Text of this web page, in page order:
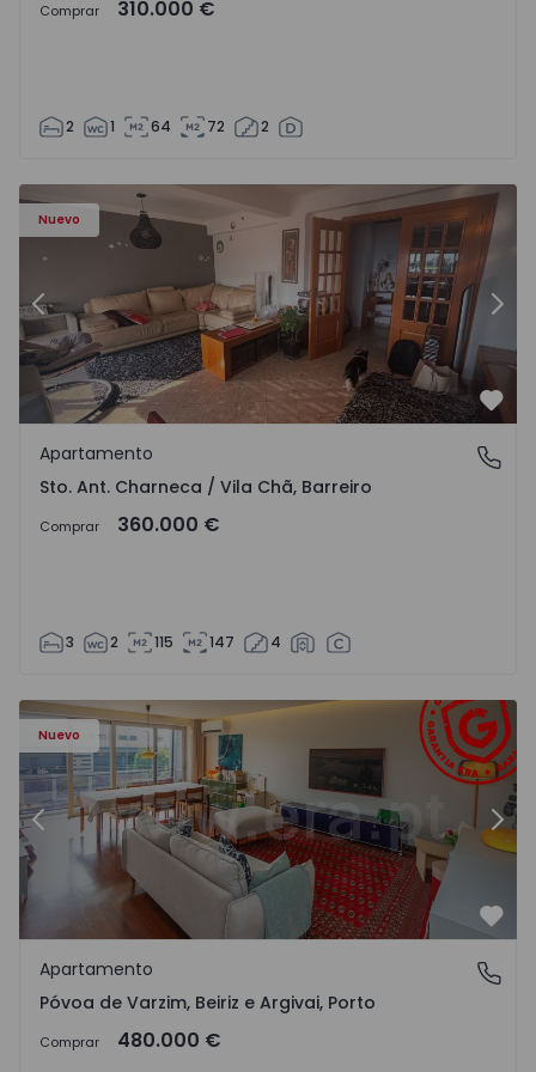
Comprar 310.000 €
2 1 64 72 2
Nuevo
- 11
Apartamento T3 Barreiro, Santo António da Charneca -
Anterior
Sto. Ant. Charneca / Vila Chã, Barreiro
Apartamento
Sto. Ant. Charneca / Vila Chã, Barreiro
Comprar 360.000 €
3 2 115 147 4
Nuevo
e Argivai - 1574602 - 20
Apartamento T3 Póvoa de Varzim, Póvoa de Varzim,
Anterior
Póvoa de Varzim, Beiriz e Argivai, Porto
Apartamento
Póvoa de Varzim, Beiriz e Argivai, Porto
Comprar 480.000 €